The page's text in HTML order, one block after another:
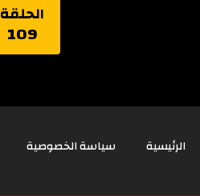
الحلقة
109
الرئيسية سياسة الخصوصية